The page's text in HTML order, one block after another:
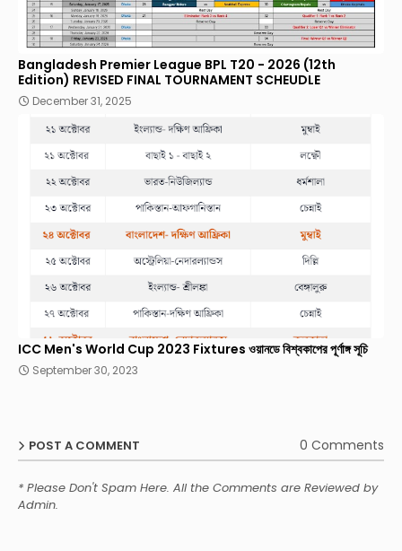
Bangladesh Premier League BPL T20 - 2026 (12th
Edition) REVISED FINAL TOURNAMENT SCHEUDLE
December 31, 2025
ICC Men's World Cup 2023 Fixtures ওয়ানডে বিশ্বকাপের পূর্ণাঙ্গ সূচি
September 30, 2023
POST A COMMENT 0 Comments
* Please Don't Spam Here. All the Comments are Reviewed by
Admin.